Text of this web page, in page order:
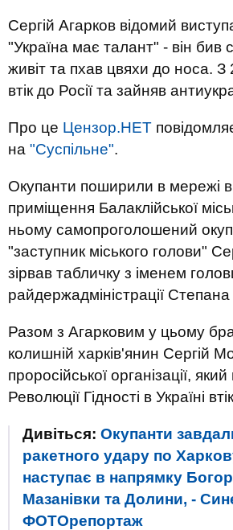
Сергій Агарков відомий
"Україна має талант" - він бив
живіт та пхав цвяхи до носа. З
втік до Росії та зайняв
Про це Цензор.НЕТ
на "Суспільне".
Окупанти поширили в мережі
приміщення Балаклійської
ньому самопроголошений
"заступник міського голови"
зірвав табличку з іменем
райдержадміністрації
Разом з Агарковим у цьому
колишній харків'янин Сергій
проросійської організації,
Революції Гідності в Україні
Дивіться: Окупанти
ракетного удару по
наступає в напрямку
Мазанівки та Долини, -
ФОТОрепортаж